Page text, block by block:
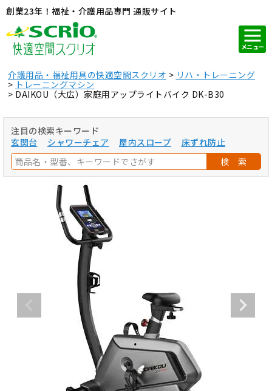
創業23年！福祉・介護用品専門 通販サイト
メニュー
介護用品・福祉用具の快適空間スクリオ
リハ・トレーニング
トレーニングマシン
DAIKOU（大広）家庭用アップライトバイク DK-B30
注目の検索キーワード
玄関台
シャワーチェア 屋内スロープ
床ずれ防止
検 索